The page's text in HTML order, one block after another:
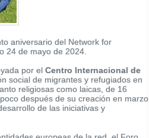
aniversario del Network for
24 de mayo de 2024.
por el Centro Internacional de
social de migrantes y refugiados en
religiosas como laicas, de 16
después de su creación en marzo
de las iniciativas y